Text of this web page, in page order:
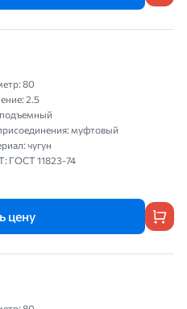
80
2.5
муфтовый
чугун
ГОСТ 11823-74
цену